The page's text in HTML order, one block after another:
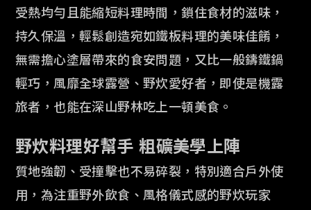
受熱均勻且能縮短料理時間，鎖住食材的滋味，
持久保溫，輕鬆創造宛如鐵板料理的美味佳餚，
無需擔心塗層帶來的食安問題，又比一般鑄鐵鍋
輕巧，風靡全球露營 、野炊愛好者，即使是機露
旅者，也能在深山野林吃上一頓美食。
野炊料理好幫手 粗礦美學上陣
質地強韌、受撞擊也不易碎裂，特別適合戶外使
用，為注重野外飲食、風格儀式感的野炊玩家